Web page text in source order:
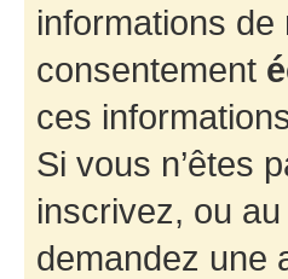
informations
consentement
ces
Si vous n’êtes
inscrivez, ou
demandez une